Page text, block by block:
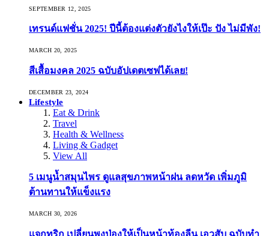
SEPTEMBER 12, 2025
เทรนด์แฟชั่น 2025! ปีนี้ต้องแต่งตัวยังไงให้เป๊ะ ปัง ไม่มีพัง!
MARCH 20, 2025
สีเสื้อมงคล 2025 ฉบับอัปเดตเซฟได้เลย!
DECEMBER 23, 2024
Lifestyle
Eat & Drink
Travel
Health & Wellness
Living & Gadget
View All
5 เมนูน้ำสมุนไพร ดูแลสุขภาพหน้าฝน ลดหวัด เพิ่มภูมิ
ต้านทานให้แข็งแรง
MARCH 30, 2026
แจกทริก เปลี่ยนพุงป่องให้เป็นหน้าท้องลีน เอวสับ ฉบับทำ